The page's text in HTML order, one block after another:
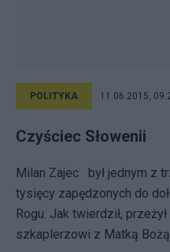
POLITYKA 11.06.2015,
Czyściec Słowenii
Milan Zajec był jednym z
tysięcy zapędzonych do
Rogu. Jak twierdził,
szkaplerzowi z Matką